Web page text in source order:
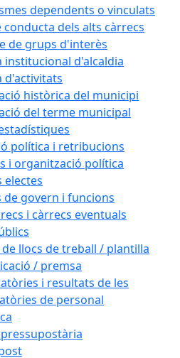
dependents o vinculats
conducta dels alts càrrecs
de grups d'interès
institucional d'alcaldia
d'activitats
històrica del municipi
del terme municipal
política i retribucions
i organització política
electes
de govern i funcions
i càrrecs eventuals
de llocs de treball / plantilla
/ premsa
i resultats de les
de personal